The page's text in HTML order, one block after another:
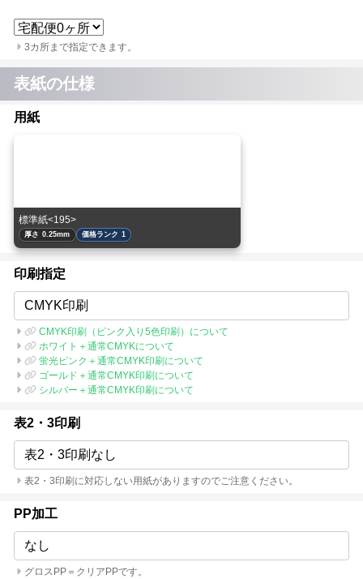
3カ所まで指定できます。
表紙の仕様
用紙
標準紙<195>
厚さ 0.25mm 価格ランク 1
印刷指定
CMYK印刷
CMYK印刷（ピンク入り5色印刷）について
ホワイト＋通常CMYKについて
蛍光ピンク＋通常CMYK印刷について
ゴールド＋通常CMYK印刷について
シルバー＋通常CMYK印刷について
表2・3印刷
表2・3印刷なし
表2・3印刷に対応しない用紙がありますのでご注意ください。
PP加工
なし
グロスPP＝クリアPPです。